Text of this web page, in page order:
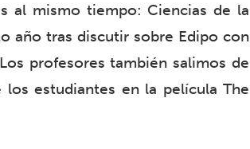
al mismo tiempo: Ciencias de la
año tras discutir sobre Edipo con
profesores también salimos de
estudiantes en la película The